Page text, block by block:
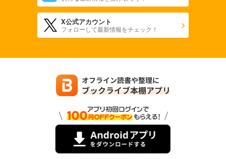
X公式アカウント
フォローして最新情報をチェック！